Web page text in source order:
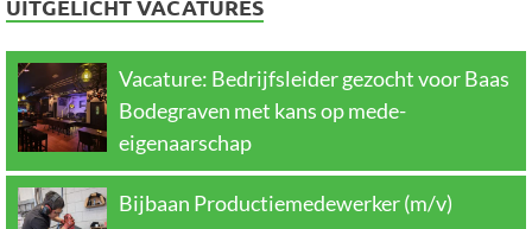
UITGELICHT VACATURES
Vacature: Bedrijfsleider gezocht voor Baas
Bodegraven met kans op mede-
eigenaarschap
Bijbaan Productiemedewerker (m/v)